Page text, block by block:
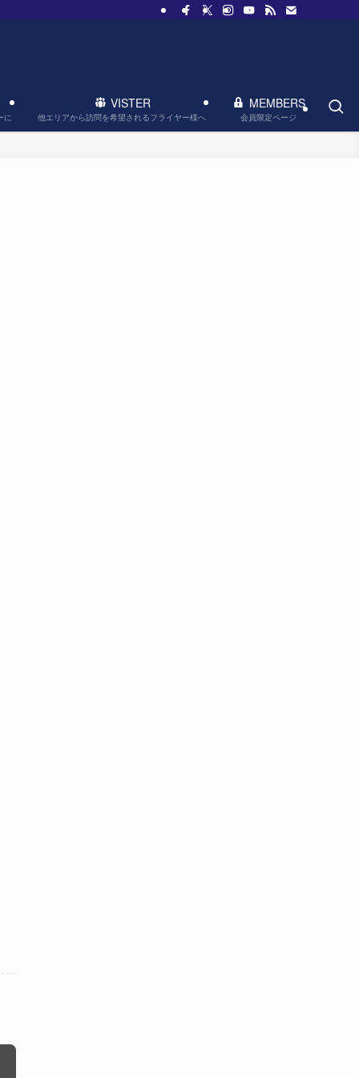
に
VISTER
他エリアから訪問を希望されるフライヤー様へ
MEMBERS
会員限定ページ